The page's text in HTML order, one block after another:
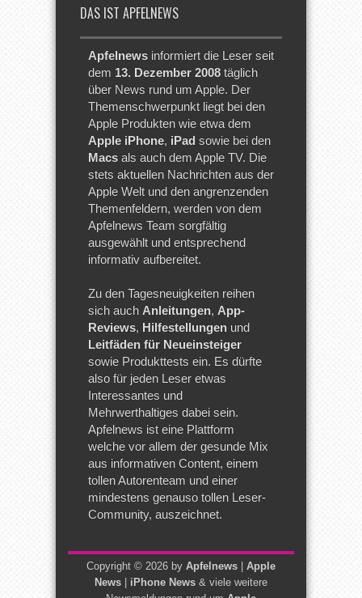
DAS IST APFELNEWS
Apfelnews informiert die Leser seit
dem 13. Dezember 2008 täglich
über News rund um Apple. Der
Themenschwerpunkt liegt bei den
Apple Produkten wie etwa dem
Apple iPhone, iPad sowie bei den
Macs als auch dem Apple TV. Die
stets aktuellen Nachrichten aus der
Apple Welt und den angrenzenden
Themenfeldern, werden von dem
Apfelnews Team sorgfältig
ausgewählt und entsprechend
informativ aufbereitet.
Zu den Tagesneuigkeiten reihen
sich auch Anleitungen, App-
Reviews, Hilfestellungen und
Leitfäden für Neueinsteiger
sowie Produkttests ein. Es dürfte
also für jeden Leser etwas
Interessantes und
Mehrwerthaltiges dabei sein.
Apfelnews ist eine Plattform
welche vor allem der gesunde Mix
aus informativen Content, einem
tollen Autorenteam und einer
mindestens genauso tollen Leser-
Community, auszeichnet.
Copyright © 2026 by Apfelnews
Apple
News
iPhone News & viele weitere